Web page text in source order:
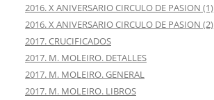
2016. X ANIVERSARIO CIRCULO DE PASION (1)
2016. X ANIVERSARIO CIRCULO DE PASION (2)
2017. CRUCIFICADOS
2017. M. MOLEIRO. DETALLES
2017. M. MOLEIRO. GENERAL
2017. M. MOLEIRO. LIBROS